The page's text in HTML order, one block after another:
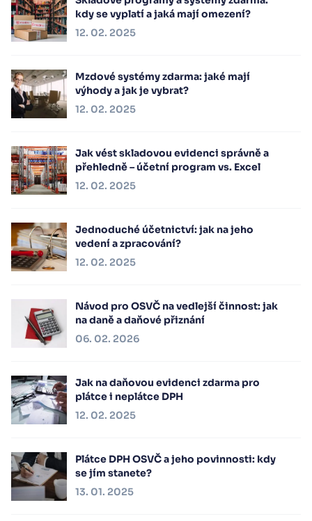
kdy se vyplatí a jaká mají omezení?
12. 02. 2025
Mzdové systémy zdarma: jaké mají
výhody a jak je vybrat?
12. 02. 2025
Jak vést skladovou evidenci správně a
přehledně – účetní program vs. Excel
12. 02. 2025
Jednoduché účetnictví: jak na jeho
vedení a zpracování?
12. 02. 2025
Návod pro OSVČ na vedlejší činnost: jak
na daně a daňové přiznání
06. 02. 2026
Jak na daňovou evidenci zdarma pro
plátce i neplátce DPH
12. 02. 2025
Plátce DPH OSVČ a jeho povinnosti: kdy
se jím stanete?
13. 01. 2025